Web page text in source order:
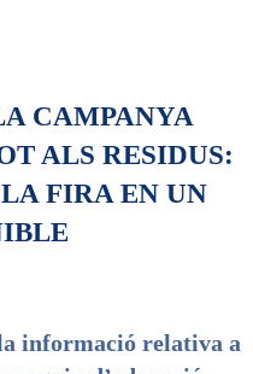
CAMPANYA
ALS RESIDUS:
FIRA EN UN
informació relativa a